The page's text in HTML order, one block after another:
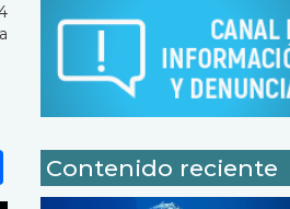
Share
Contenido reciente